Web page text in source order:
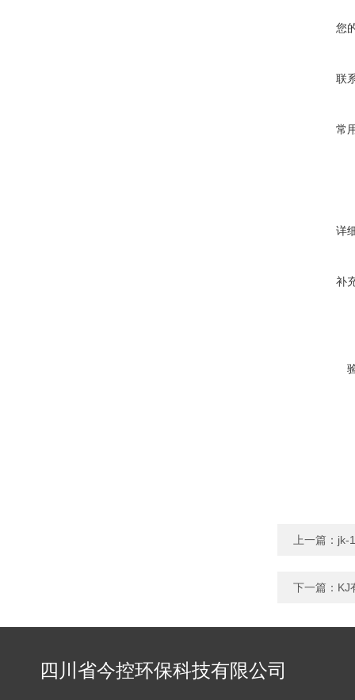
您
联
常
详
补
上一篇： jk-
下一篇： KJ
四川省今控环保科技有限公司